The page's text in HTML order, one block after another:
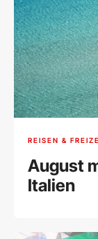
REISEN &
August
Italien